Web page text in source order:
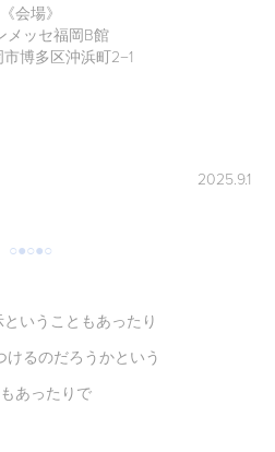
《会場》
メッセ福岡B館
博多区沖浜町2−1
2025.9.1
○●○●○
いうこともあったり
けるのだろうかという
あったりで